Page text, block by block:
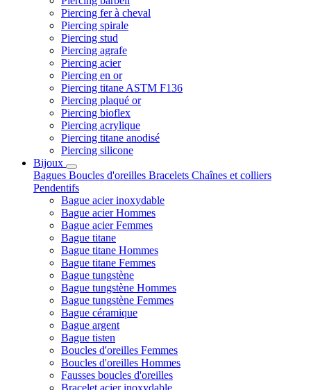
Piercing fer à cheval
Piercing spirale
Piercing stud
Piercing agrafe
Piercing acier
Piercing en or
Piercing titane ASTM F136
Piercing plaqué or
Piercing bioflex
Piercing acrylique
Piercing titane anodisé
Piercing silicone
Bijoux
Bagues Boucles d'oreilles Bracelets Chaînes et colliers
Pendentifs
Bague acier inoxydable
Bague acier Hommes
Bague acier Femmes
Bague titane
Bague titane Hommes
Bague titane Femmes
Bague tungstène
Bague tungstène Hommes
Bague tungstène Femmes
Bague céramique
Bague argent
Bague tisten
Boucles d'oreilles Femmes
Boucles d'oreilles Hommes
Fausses boucles d'oreilles
Bracelet acier inoxydable